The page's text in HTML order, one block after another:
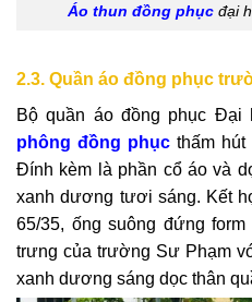
Áo thun đồng phụcđại
2.3. Quần áo đồng phục
Bộ quần áo đồng phục Đại
phông đồng phục thấm hút
Đính kèm là phần cổ áo và
xanh dương tươi sáng. Kết
65/35, ống suông đứng
trưng của trường Sư Phạm
xanh dương sáng dọc thân